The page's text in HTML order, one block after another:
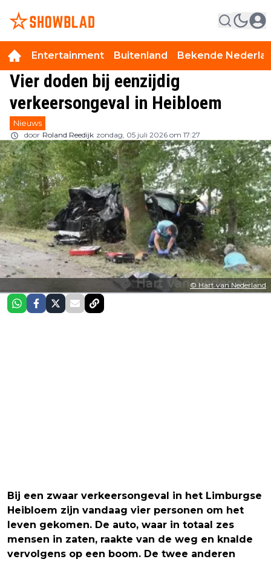
Entertainment Buitenland Bekende
Vier doden bij eenzijdig
verkeersongeval in Heibloem
Nieuws
door Roland Reedijk zondag, 05 juli 2026 om 17:27
© Hart van Nederland
Bij een zwaar verkeersongeval in het Limburgse
Heibloem zijn vandaag vier personen om het
leven gekomen. De auto, waar in totaal zes
mensen in zaten, raakte van de weg en knalde
vervolgens op een boom. De twee anderen